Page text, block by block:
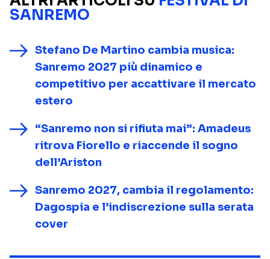
SANREMO
Stefano De Martino cambia musica:
Sanremo 2027 più dinamico e
competitivo per accattivare il mercato
estero
“Sanremo non si rifiuta mai”: Amadeus
ritrova Fiorello e riaccende il sogno
dell’Ariston
Sanremo 2027, cambia il regolamento:
Dagospia e l’indiscrezione sulla serata
cover